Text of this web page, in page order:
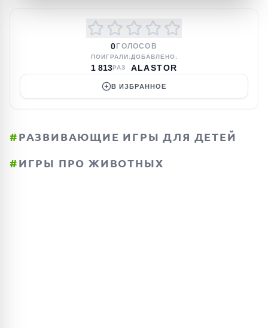
0 ГОЛОСОВ
ПОИГРАЛИ:
1 813РАЗ
ДОБАВЛЕНО:
ALASTOR
В ИЗБРАННОЕ
#РАЗВИВАЮЩИЕ ИГРЫ ДЛЯ ДЕТЕЙ
#ИГРЫ ПРО ЖИВОТНЫХ